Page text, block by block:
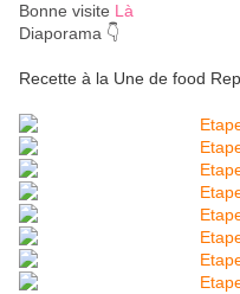
Bonne visite Là
Diaporama 👇
Recette à la Une de food